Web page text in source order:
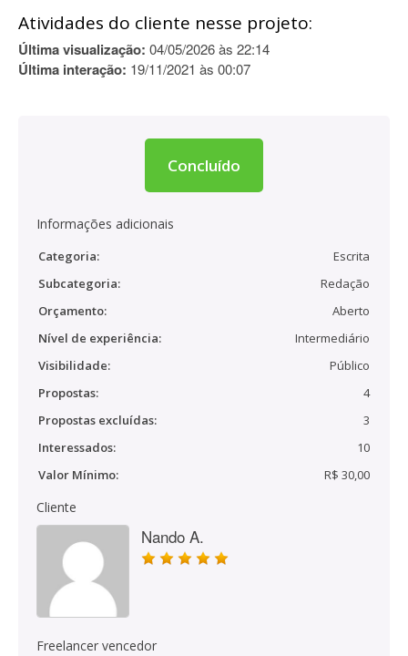
Atividades do cliente nesse projeto:
Última visualização: 04/05/2026 às 22:14
Última interação: 19/11/2021 às 00:07
Concluído
Informações adicionais
Categoria:
Escrita
Subcategoria:
Redação
Orçamento:
Aberto
Nível de experiência:
Intermediário
Visibilidade:
Público
Propostas:
4
Propostas excluídas:
3
Interessados:
10
Valor Mínimo:
R$ 30,00
Cliente
Nando A.
Freelancer vencedor